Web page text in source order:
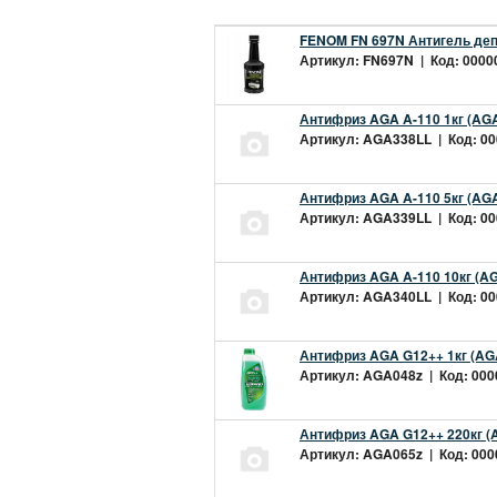
FENOM FN 697N Антигель
Артикул: FN697N | Код:
Антифриз AGA A-110 1кг
Артикул: AGA338LL | Код:
Антифриз AGA A-110 5кг
Артикул: AGA339LL | Код:
Антифриз AGA A-110 10кг
Артикул: AGA340LL | Код:
Антифриз AGA G12++ 1кг
Артикул: AGA048z | Код:
Антифриз AGA G12++ 220кг
Артикул: AGA065z | Код: